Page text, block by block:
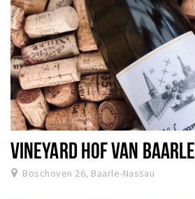
VINEYARD HOF VAN BAARLE
Boschoven 26, Baarle-Nassau